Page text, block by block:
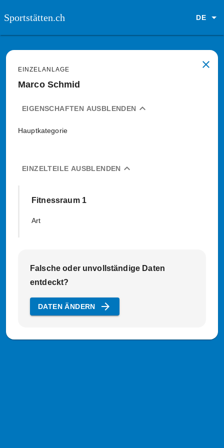
Sportstätten.ch DE
close
EINZELANLAGE
Marco Schmid
expand_less
EIGENSCHAFTEN AUSBLENDEN
Hauptkategorie
expand_less
EINZELTEILE AUSBLENDEN
Fitnessraum 1
Art
Falsche oder unvollständige Daten
entdeckt?
arrow_forward
DATEN ÄNDERN